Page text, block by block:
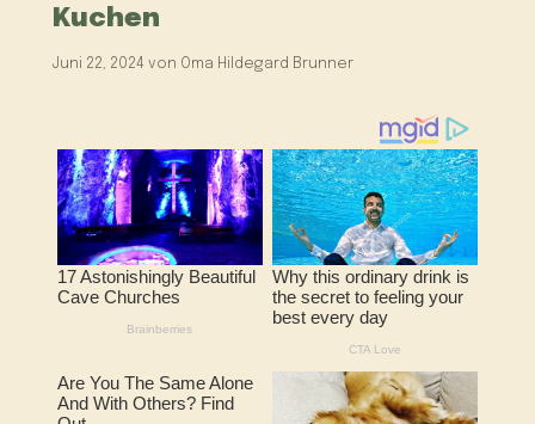
Kuchen
Juni 22, 2024 von Oma Hildegard Brunner